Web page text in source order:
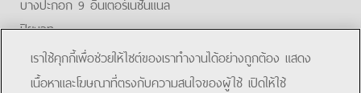
ปิยะเวท
บางปะกอก-รังสิต 2
บางปะกอกสมุทรปราการ
เราใช้คุกกี้เพื่อช่วยให้ไซต์ของเราทำงานได้อย่างถูกต้อง แสดง
เนื้อหาและโฆษณาที่ตรงกับความสนใจของผู้ใช้ เปิดให้ใช้